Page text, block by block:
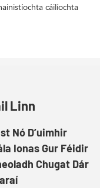
cáilíochta
Linn
Nó D’uimhir
Ionas Gur Féidir
Chugat Dár